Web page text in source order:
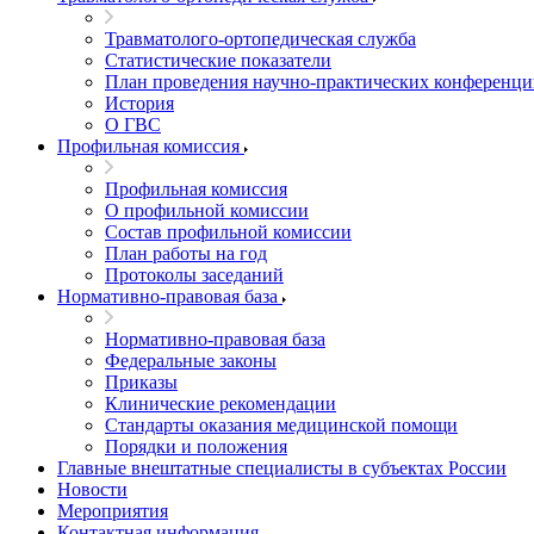
Травматолого-ортопедическая служба
Статистические показатели
План проведения научно-практических
История
О ГВС
Профильная комиссия
Профильная комиссия
О профильной комиссии
Состав профильной комиссии
План работы на год
Протоколы заседаний
Нормативно-правовая база
Нормативно-правовая база
Федеральные законы
Приказы
Клинические рекомендации
Стандарты оказания медицинской помощи
Порядки и положения
Главные внештатные специалисты в субъектах России
Новости
Мероприятия